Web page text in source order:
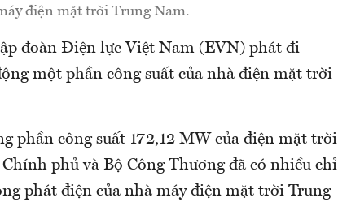
điện mặt trời Trung Nam.
đoàn Điện lực Việt Nam (EVN) phát đi
một phần công suất của nhà điện mặt trời
phần công suất 172,12 MW của điện mặt trời
phủ và Bộ Công Thương đã có nhiều chỉ
phát điện của nhà máy điện mặt trời Trung